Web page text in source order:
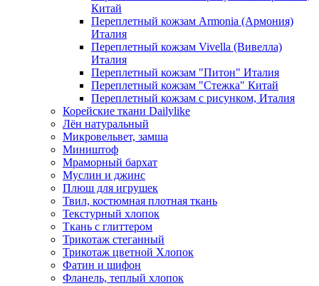
Китай
Переплетный кожзам Armonia (Армония)
Италия
Переплетный кожзам Vivella (Вивелла)
Италия
Переплетный кожзам "Питон" Италия
Переплетный кожзам "Стежка" Китай
Переплетный кожзам с рисунком, Италия
Корейские ткани Dailylike
Лён натуральный
Микровельвет, замша
Миништоф
Мраморный бархат
Муслин и джинс
Плюш для игрушек
Твил, костюмная плотная ткань
Текстурный хлопок
Ткань с глиттером
Трикотаж стеганный
Трикотаж цветной Хлопок
Фатин и шифон
Фланель, теплый хлопок